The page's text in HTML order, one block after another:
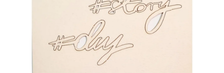
Kontakty Moje objednávka
Obchodní podmínky